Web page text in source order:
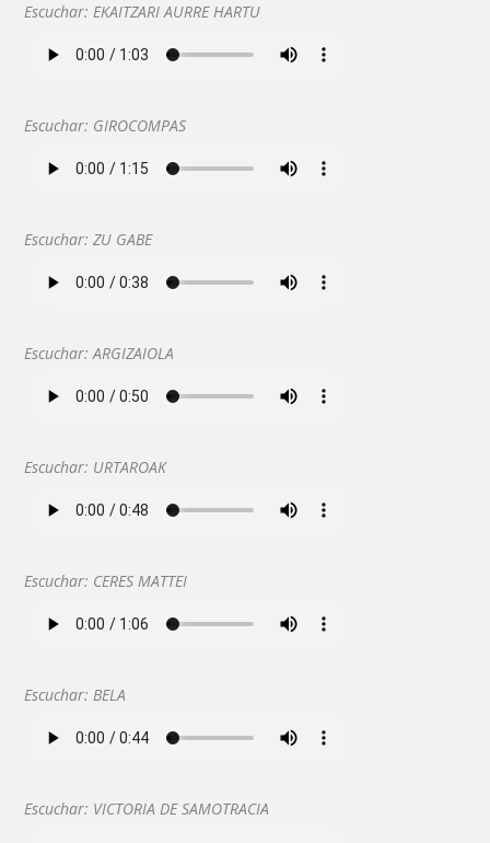
Escuchar: EKAITZARI AURRE HARTU
Escuchar: GIROCOMPAS
Escuchar: ZU GABE
Escuchar: ARGIZAIOLA
Escuchar: URTAROAK
Escuchar: CERES MATTEI
Escuchar: BELA
Escuchar: VICTORIA DE SAMOTRACIA